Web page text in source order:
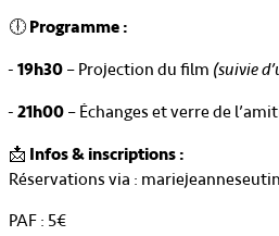
🕕Programme :
19h30– Projection du film (suivie
21h00– Échanges et verre de
📩 Infos & inscriptions :
Réservations via :
PAF : 5€